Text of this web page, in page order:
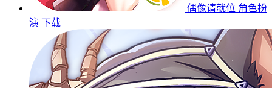
偶像请就位 角色扮
演 下载